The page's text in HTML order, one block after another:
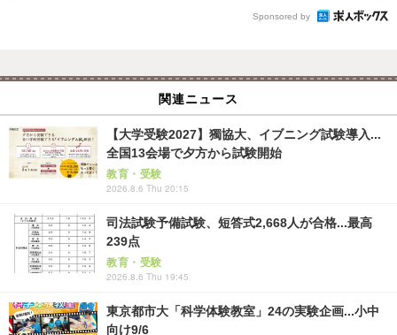
Sponsored by
関連ニュース
【大学受験2027】獨協大、イブニング試験導入...
全国13会場で夕方から試験開始
教育・受験
2026.8.6 Thu 20:15
司法試験予備試験、短答式2,668人が合格...最高
239点
教育・受験
2026.8.6 Thu 19:45
東京都市大「科学体験教室」24の実験企画...小中
向け9/6